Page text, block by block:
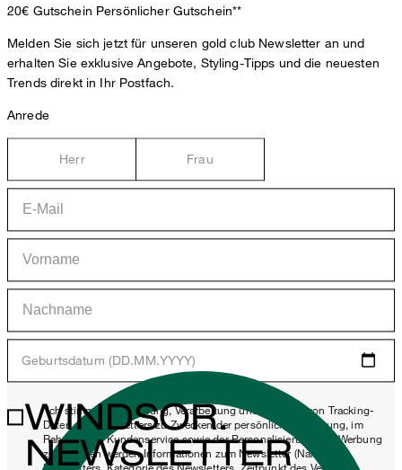
20€ Gutschein Persönlicher Gutschein**
Melden Sie sich jetzt für unseren gold club Newsletter an und
erhalten Sie exklusive Angebote, Styling-Tipps und die neuesten
Trends direkt in Ihr Postfach.
Anrede
Herr Frau
Geburtsdatum (DD.MM.YYYY)
*Ich stimme der Erhebung, Verarbeitung und Nutzung von Tracking-
Daten des Newsletters zu Zwecken der persönlichen Beratung, im
Rahmen des Kundenservice sowie der Personalisierung von Werbung
zu. Erhoben werden Informationen zum Newsletter (Name des
WINDSOR.
NEWSLETTER